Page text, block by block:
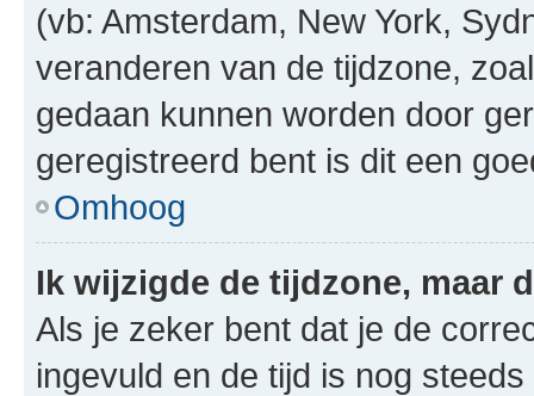
(vb: Amsterdam, New York,
veranderen van de tijdzone,
gedaan kunnen worden door
geregistreerd bent is dit een
Omhoog
Ik wijzigde de tijdzone, maar
Als je zeker bent dat je de
ingevuld en de tijd is nog